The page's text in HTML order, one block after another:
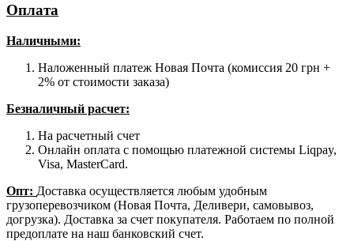
Оплата
Наличными:
Наложенный платеж Новая Почта (комиссия 20 грн +
2% от стоимости заказа)
Безналичный расчет:
На расчетный счет
Онлайн оплата с помощью платежной системы Liqpay,
Visa, MasterCard.
Опт: Доставка осуществляется любым удобным
грузоперевозчиком (Новая Почта, Деливери, самовывоз,
догрузка). Доставка за счет покупателя. Работаем по полной
предоплате на наш банковский счет.